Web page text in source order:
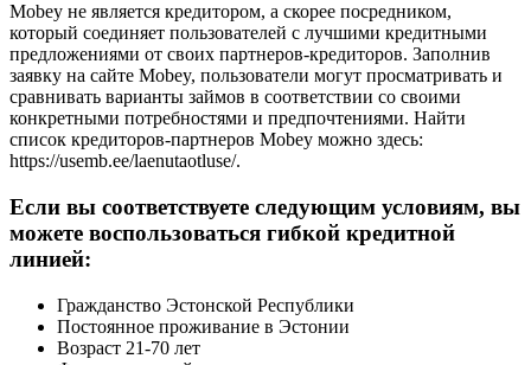
Mobey не является кредитором, а скорее посредником,
который соединяет пользователей с лучшими кредитными
предложениями от своих партнеров-кредиторов. Заполнив
заявку на сайте Mobey, пользователи могут просматривать и
сравнивать варианты займов в соответствии со своими
конкретными потребностями и предпочтениями. Найти
список кредиторов-партнеров Mobey можно здесь:
https://usemb.ee/laenutaotluse/.
Если вы соответствуете следующим условиям, вы
можете воспользоваться гибкой кредитной
линией:
Гражданство Эстонской Республики
Постоянное проживание в Эстонии
Возраст 21-70 лет